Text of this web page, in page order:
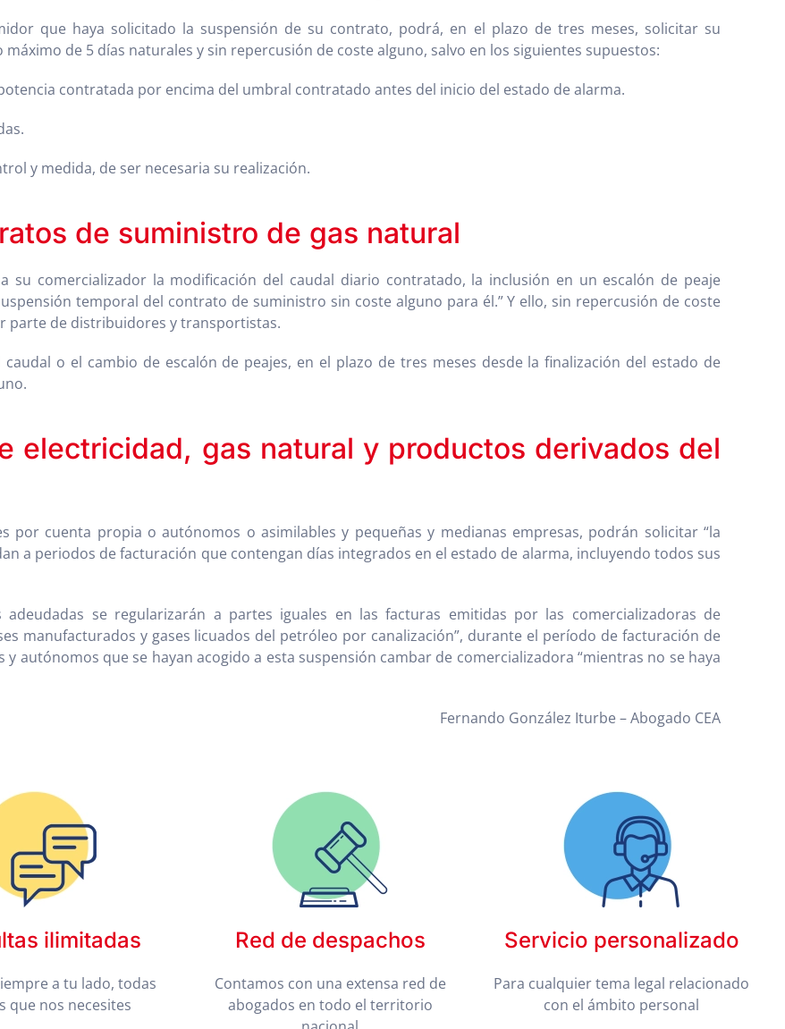
que haya solicitado la suspensión de su contrato, podrá, en el plazo de tres meses, solicitar su
de 5 días naturales y sin repercusión de coste alguno, salvo en los siguientes supuestos:
contratada por encima del umbral contratado antes del inicio del estado de alarma.
y medida, de ser necesaria su realización.
de suministro de gas natural
comercializador la modificación del caudal diario contratado, la inclusión en un escalón de peaje
temporal del contrato de suministro sin coste alguno para él.” Y ello, sin repercusión de coste
parte de distribuidores y transportistas.
o el cambio de escalón de peajes, en el plazo de tres meses desde la finalización del estado de
electricidad, gas natural y productos derivados del
por cuenta propia o autónomos o asimilables y pequeñas y medianas empresas, podrán solicitar “la
a periodos de facturación que contengan días integrados en el estado de alarma, incluyendo todos sus
adeudadas se regularizarán a partes iguales en las facturas emitidas por las comercializadoras de
manufacturados y gases licuados del petróleo por canalización”, durante el período de facturación de
autónomos que se hayan acogido a esta suspensión cambar de comercializadora “mientras no se haya
Fernando González Iturbe – Abogado CEA
ilimitadas
a tu lado, todas
que nos necesites
Red de despachos
Contamos con una extensa red de
abogados en todo el territorio
Servicio personalizado
Para cualquier tema legal relacionado
con el ámbito personal